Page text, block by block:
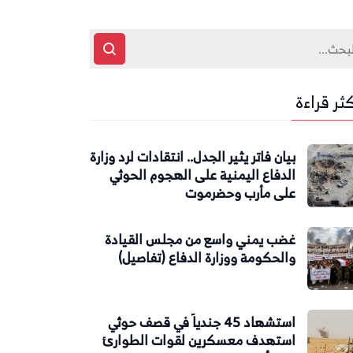
قراءة
بيان فاتر يثير الجدل.. انتقادات لرد وزارة
الدفاع اليمنية على الهجوم الحوثي
على مأرب وحضرموت
غضب يمني واسع من مجلس القيادة
والحكومة ووزارة الدفاع (تفاصيل)
استشهاد 45 جندياً في قصف حوثي
استهدف معسكرين لقوات الطوارئ